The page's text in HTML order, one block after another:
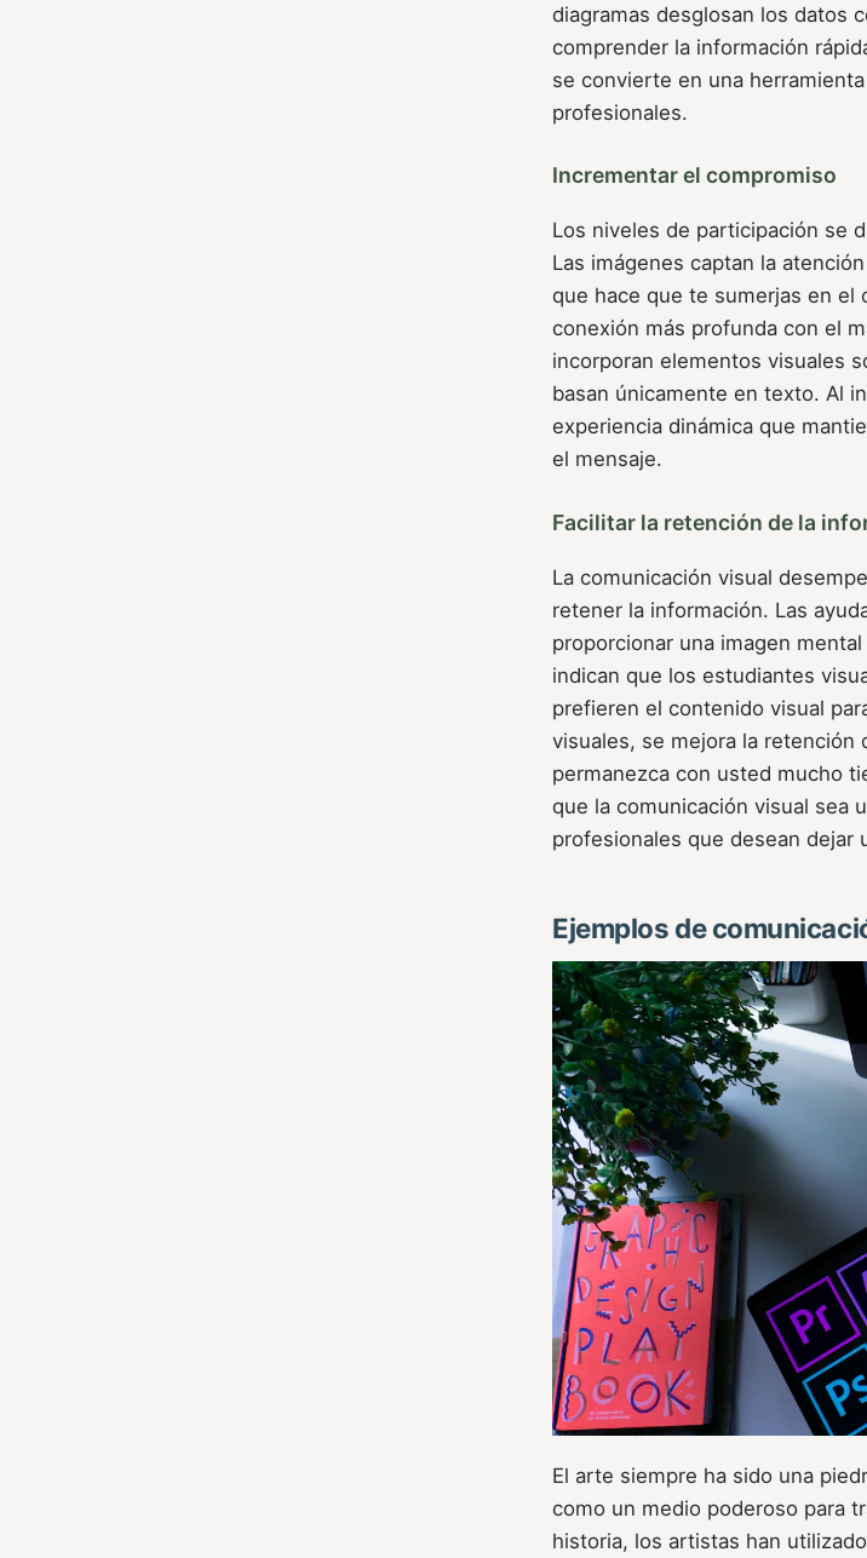
diagramas desglosan los datos
comprender la información
se convierte en una
profesionales.
Incrementar el compromiso
Los niveles de participación se
Las imágenes captan la
que hace que te sumerjas en el
conexión más profunda con el
incorporan elementos visuales
basan únicamente en texto. Al
experiencia dinámica que
el mensaje.
Facilitar la retención de la
La comunicación visual
retener la información. Las
proporcionar una imagen
indican que los estudiantes
prefieren el contenido visual
visuales, se mejora la retención
permanezca con usted mucho
que la comunicación visual sea
profesionales que desean dejar
Ejemplos de
El arte siempre ha sido una
como un medio poderoso para
historia, los artistas han